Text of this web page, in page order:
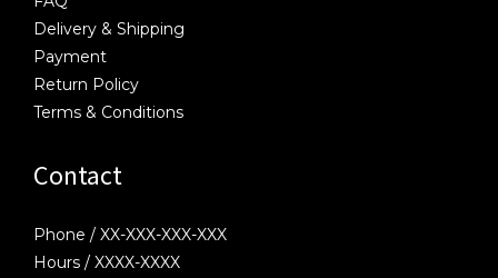
Delivery & Shipping
Payment
Return Policy
Terms & Conditions
Contact
Phone / XX-XXX-XXX-XXX
Hours / XXXX-XXXX